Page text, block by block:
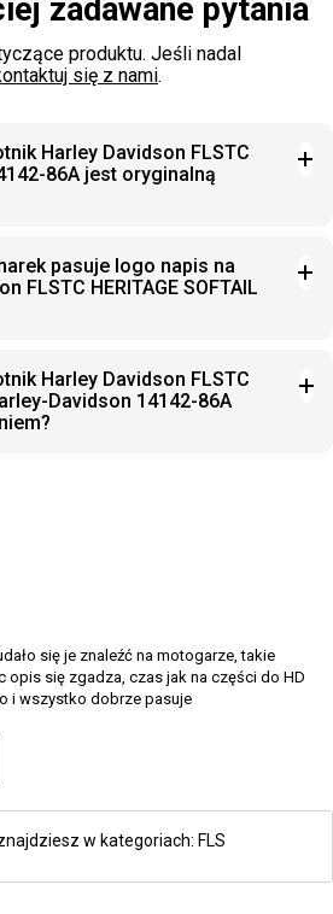
zadawane pytania
produktu. Jeśli nadal
się z nami.
Harley Davidson FLSTC
86A jest oryginalną
pasuje logo napis na
FLSTC HERITAGE SOFTAIL
Harley Davidson FLSTC
Davidson 14142-86A
się je znaleźć na motogarze, takie
opis się zgadza, czas jak na części do HD
i wszystko dobrze pasuje
w kategoriach: FLS